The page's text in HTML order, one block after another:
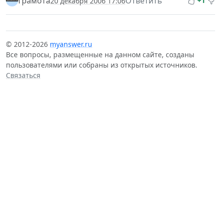
© 2012-2026 myanswer.ru
Все вопросы, размещенные на данном сайте, созданы
пользователями или собраны из открытых источников.
Связаться